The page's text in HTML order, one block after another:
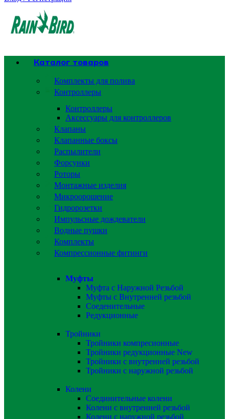
Каталог товаров
Комплекты для полива
Контроллеры
Контроллеры
Аксессуары для контроллеров
Клапаны
Клапанные боксы
Распылители
Форсунки
Роторы
Монтажные изделия
Микроорошение
Гидророзетки
Импульсные дождеватели
Водные пушки
Комплекты
Компрессионные фитинги
Муфты
Муфта с Наружной Резьбой
Муфты с Внутренней резьбой
Соеденительные
Редукционные
Тройники
Тройники компресионные
Тройники редукционные New
Тройники с внутренней резьбой
Тройники с наружной резьбой
Колени
Соединительные колени
Колени с внутренней резьбой
Колени с наружной резьбой